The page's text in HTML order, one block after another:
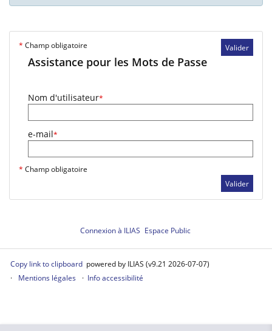
Valider
* Champ obligatoire
Assistance pour les Mots de Passe
Nom d'utilisateur*
e-mail*
* Champ obligatoire
Valider
Connexion à ILIAS Espace Public
Copy link to clipboard powered by ILIAS (v9.21 2026-07-07)
Mentions légales
Info accessibilité